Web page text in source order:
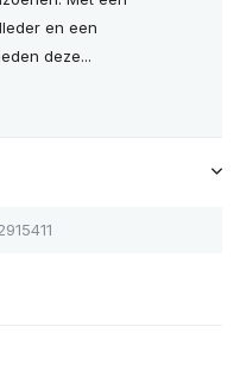
en een
deze...